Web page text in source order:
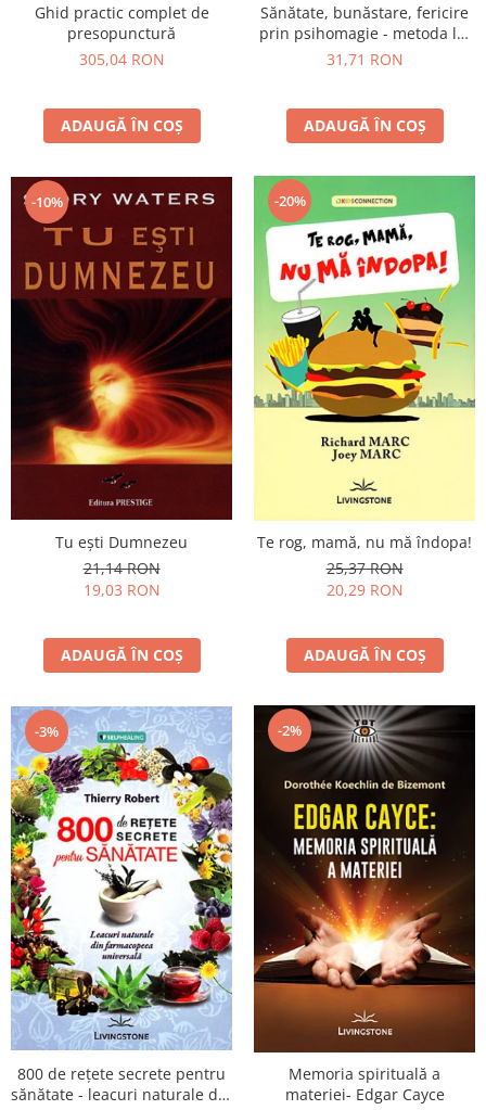
Ghid practic complet de
presopunctură
305,04 RON
ADAUGĂ ÎN COȘ
Sănătate, bunăstare, fericire
prin psihomagie - metoda lui
Iskander Djin
31,71 RON
ADAUGĂ ÎN COȘ
-10%
Tu eşti Dumnezeu
21,14 RON
19,03 RON
ADAUGĂ ÎN COȘ
-20%
Te rog, mamă, nu mă îndopa!
25,37 RON
20,29 RON
ADAUGĂ ÎN COȘ
-3%
800 de reţete secrete pentru
sănătate - leacuri naturale din
-2%
Memoria spirituală a
materiei- Edgar Cayce